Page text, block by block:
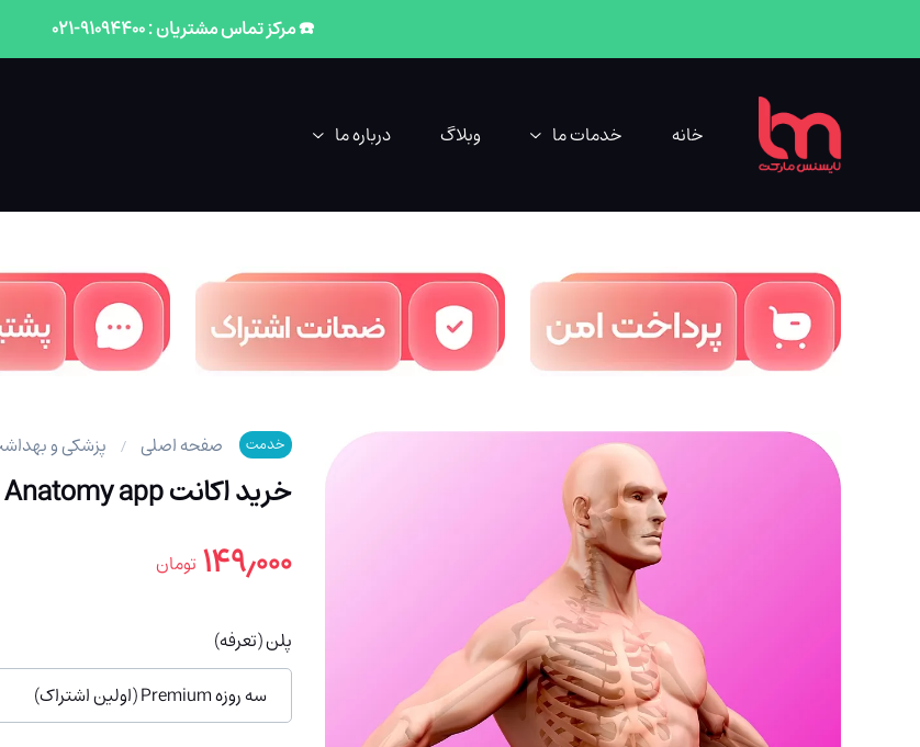
☎️ مرکز تماس مشتریان : 91094400-021
خانه خدمات ما وبلاگ درباره ما
خدمت صفحه اصلی پزشکی و
خرید اکانت Anatomy app روی ایمیل شما (با 91% تخفیف)
۱۴۹٫۰۰۰ تومان
پلن (تعرفه)
سه روزه Premium (اولین اشتراک)